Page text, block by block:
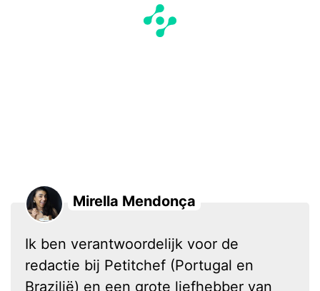
Mirella Mendonça
Ik ben verantwoordelijk voor de
redactie bij Petitchef (Portugal en
Brazilië) en een grote liefhebber van